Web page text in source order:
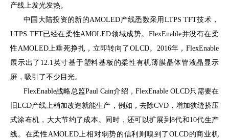
产线上发光发热。
中国大陆投资的新的AMOLED产线悉数采用LTPS TFT技术，
LTPS TFT已经在柔性AMOLED领域成势。FlexEnable并没有在柔
性AMOLED上垂死挣扎，立即转向了OLCD。2016年，FlexEnable
展示出了12.1英寸基于塑料基板的柔性有机薄膜晶体管液晶显示
屏，吸引了不少目光。
FlexEnable战略总监Paul Cain介绍，FlexEnable OLCD只需要在
旧LCD产线上稍加改造就能生产，例如，去除CVD，增加狭缝挤压
式涂布机，大大节约了成本。同时，还可以扩展到8代和10代生产
线。在柔性AMOLED上相对弱势的信利则嗅到了OLCD的商业机